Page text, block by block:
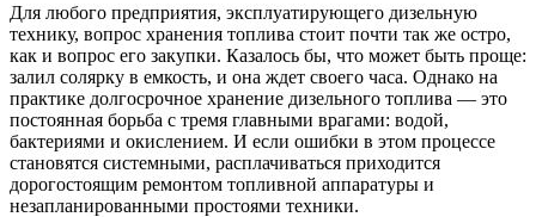
Для любого предприятия, эксплуатирующего дизельную
технику, вопрос хранения топлива стоит почти так же остро,
как и вопрос его закупки. Казалось бы, что может быть проще:
залил солярку в емкость, и она ждет своего часа. Однако на
практике долгосрочное хранение дизельного топлива — это
постоянная борьба с тремя главными врагами: водой,
бактериями и окислением. И если ошибки в этом процессе
становятся системными, расплачиваться приходится
дорогостоящим ремонтом топливной аппаратуры и
незапланированными простоями техники.